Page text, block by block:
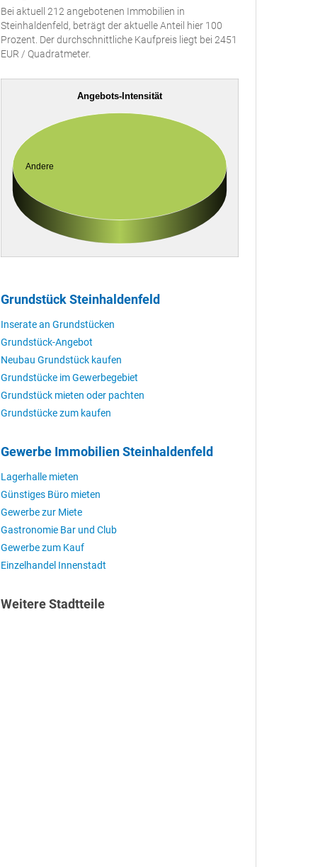
Bei aktuell 212 angebotenen Immobilien in
Steinhaldenfeld, beträgt der aktuelle Anteil hier 100
Prozent. Der durchschnittliche Kaufpreis liegt bei 2451
EUR / Quadratmeter.
Angebots-Intensität
Andere
Grundstück Steinhaldenfeld
Inserate an Grundstücken
Grundstück-Angebot
Neubau Grundstück kaufen
Grundstücke im Gewerbegebiet
Grundstück mieten oder pachten
Grundstücke zum kaufen
Gewerbe Immobilien Steinhaldenfeld
Lagerhalle mieten
Günstiges Büro mieten
Gewerbe zur Miete
Gastronomie Bar und Club
Gewerbe zum Kauf
Einzelhandel Innenstadt
Weitere Stadtteile